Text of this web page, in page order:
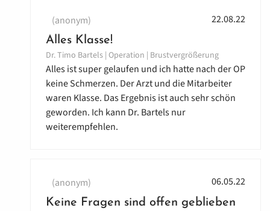
(anonym) 22.08.22
Alles Klasse!
Dr. Timo Bartels | Operation | Brustvergrößerung
Alles ist super gelaufen und ich hatte nach der OP
keine Schmerzen. Der Arzt und die Mitarbeiter
waren Klasse. Das Ergebnis ist auch sehr schön
geworden. Ich kann Dr. Bartels nur
weiterempfehlen.
(anonym) 06.05.22
Keine Fragen sind offen geblieben